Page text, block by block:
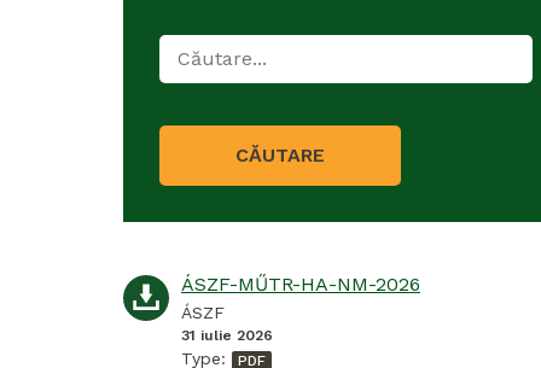
CĂUTARE
ÁSZF-MŰTR-HA-NM-2026
ÁSZF
31 iulie 2026
Type: